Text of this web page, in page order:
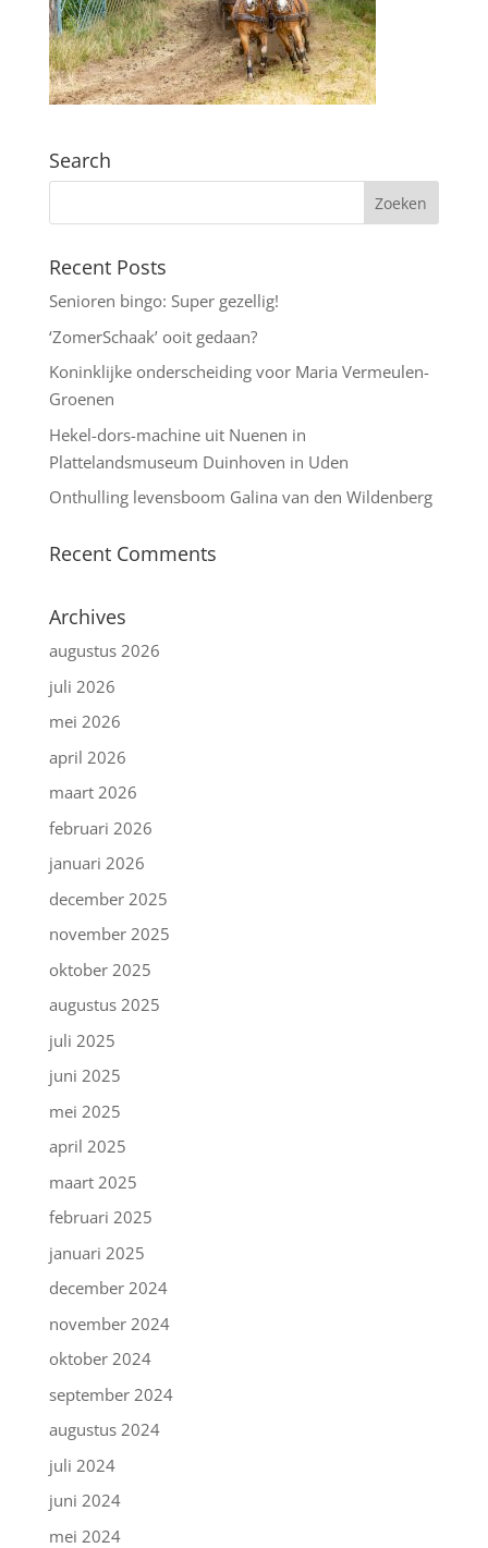
Search
Recent Posts
Senioren bingo: Super gezellig!
‘ZomerSchaak’ ooit gedaan?
Koninklijke onderscheiding voor Maria Vermeulen-
Groenen
Hekel-dors-machine uit Nuenen in
Plattelandsmuseum Duinhoven in Uden
Onthulling levensboom Galina van den Wildenberg
Recent Comments
Archives
augustus 2026
juli 2026
mei 2026
april 2026
maart 2026
februari 2026
januari 2026
december 2025
november 2025
oktober 2025
augustus 2025
juli 2025
juni 2025
mei 2025
april 2025
maart 2025
februari 2025
januari 2025
december 2024
november 2024
oktober 2024
september 2024
augustus 2024
juli 2024
juni 2024
mei 2024